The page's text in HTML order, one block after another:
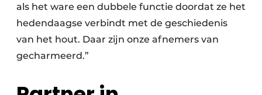
als het ware een dubbele functie doordat ze het
hedendaagse verbindt met de geschiedenis
van het hout. Daar zijn onze afnemers van
gecharmeerd.”